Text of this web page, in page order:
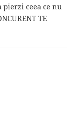
ceea ce nu
TE